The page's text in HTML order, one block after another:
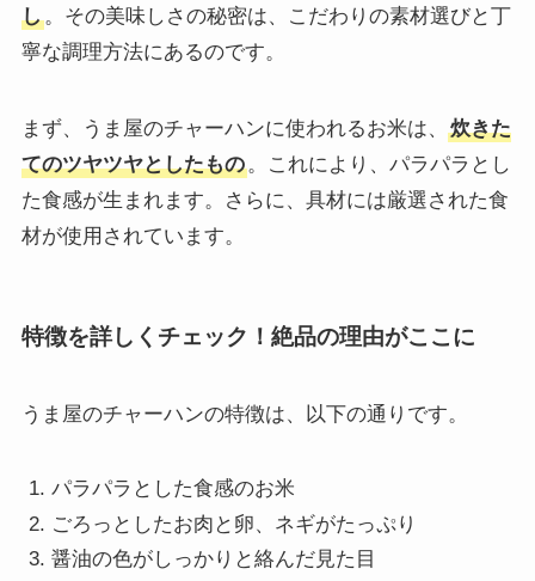
し。その美味しさの秘密は、こだわりの素材選びと丁
寧な調理方法にあるのです。
まず、うま屋のチャーハンに使われるお米は、
炊きた
てのツヤツヤとしたもの。これにより、パラパラとし
た食感が生まれます。さらに、具材には厳選された食
材が使用されています。
特徴を詳しくチェック！絶品の理由がここに
うま屋のチャーハンの特徴は、以下の通りです。
パラパラとした食感のお米
ごろっとしたお肉と卵、ネギがたっぷり
醤油の色がしっかりと絡んだ見た目